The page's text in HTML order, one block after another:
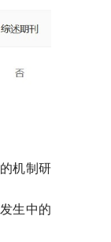
机制研
生中的